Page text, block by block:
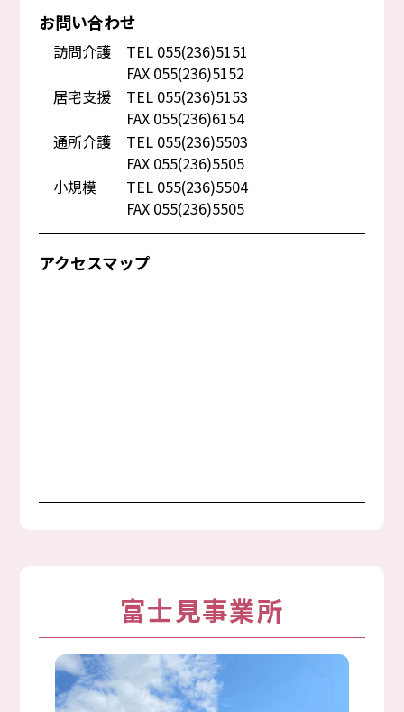
お問い合わせ
訪問介護
TEL 055(236)5151
FAX 055(236)5152
居宅支援
TEL 055(236)5153
FAX 055(236)6154
通所介護
TEL 055(236)5503
FAX 055(236)5505
小規模
TEL 055(236)5504
FAX 055(236)5505
アクセスマップ
富士見事業所